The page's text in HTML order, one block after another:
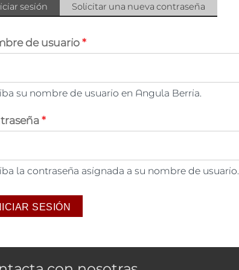
principales
sesión (solapaSolicitar una nueva contraseña
de usuario*
su nombre de usuario en Angula Berria.
*
la contraseña asignada a su nombre de usuario.